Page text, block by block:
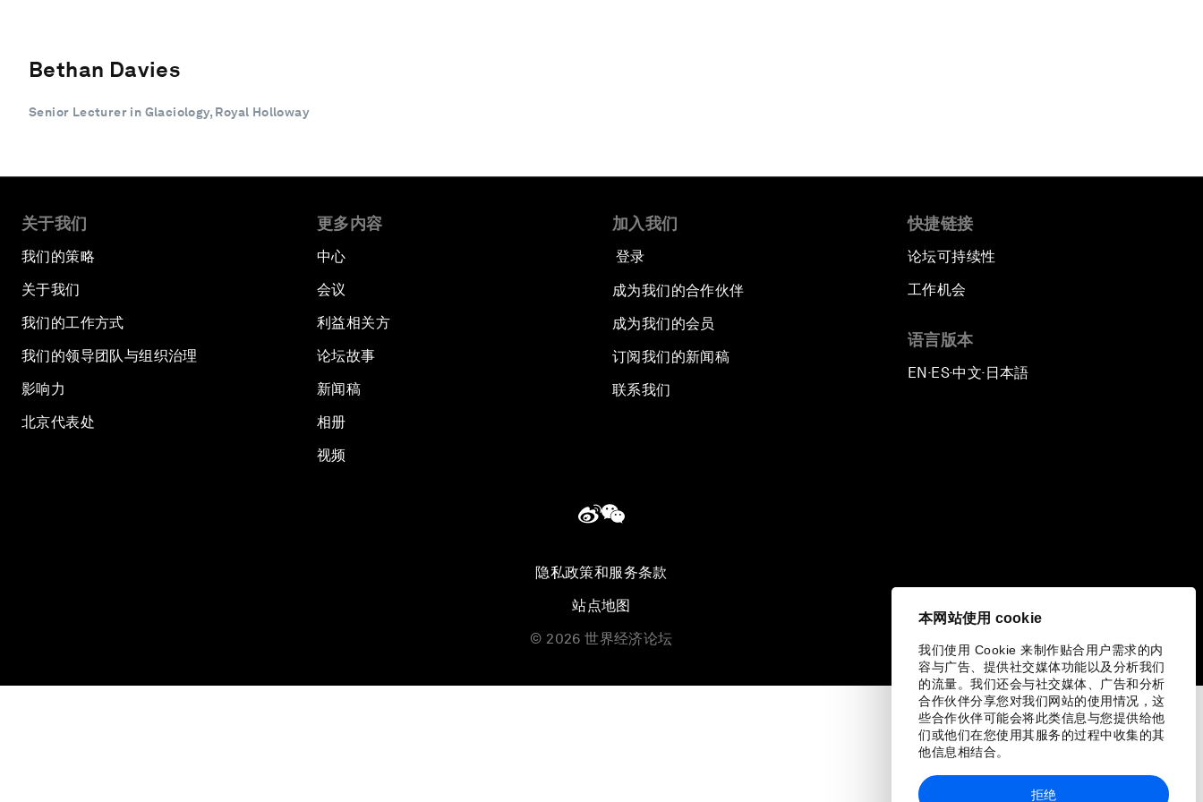
本网站使用 cookie
我们使用 Cookie 来制作贴合用户需求的内
容与广告、提供社交媒体功能以及分析我们
的流量。我们还会与社交媒体、广告和分析
合作伙伴分享您对我们网站的使用情况，这
些合作伙伴可能会将此类信息与您提供给他
们或他们在您使用其服务的过程中收集的其
他信息相结合。
拒绝
Bethan Davies
Senior Lecturer in Glaciology, Royal Holloway
关于我们
我们的策略
关于我们
我们的工作方式
我们的领导团队与组织治理
影响力
北京代表处
更多内容
中心
会议
利益相关方
论坛故事
新闻稿
相册
视频
加入我们
登录
成为我们的合作伙伴
成为我们的会员
订阅我们的新闻稿
联系我们
快捷链接
论坛可持续性
工作机会
语言版本
EN ▪ES▪中文▪ 日本語
隐私政策和服务条款
站点地图
© 2026 世界经济论坛